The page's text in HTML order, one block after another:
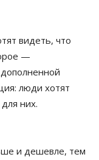
видеть, что
—
люди хотят
них.
и дешевле, тем